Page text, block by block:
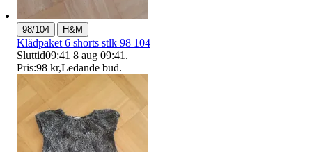
98/104 | H&M
Klädpaket 6 shorts stlk 98 104
Sluttid09:41 8 aug 09:41 .
Pris:98 kr,Ledande bud.